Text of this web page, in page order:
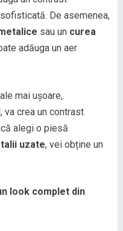
De asemenea,
sau un curea
adăuga un aer
mai ușoare,
, va crea un contrast
alegi o piesă
uzate, vei obține un
look complet din